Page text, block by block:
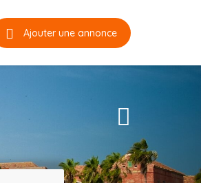
Ajouter une annonce